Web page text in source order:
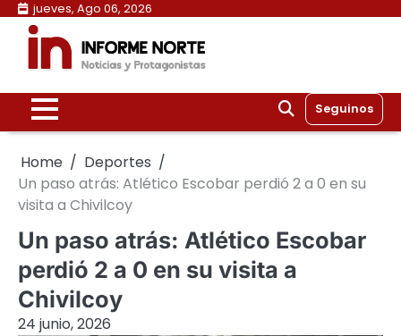
Skip
content
jueves, Ago 06, 2026
Seguinos
Home
Deportes
Un paso atrás: Atlético Escobar perdió 2 a 0 en su
visita a Chivilcoy
Un paso atrás: Atlético Escobar
perdió 2 a 0 en su visita a
Chivilcoy
24 junio, 2026